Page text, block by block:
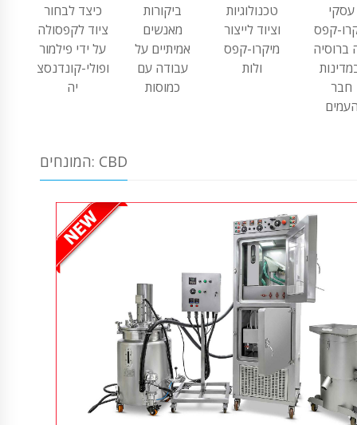
כיצד לבחור
ציוד לקפסולה
על ידי פילמור
ופולי-קונדנסצ
יה
ביקורות
מאנשים
אמיתיים על
עבודה עם
כמוסות
טכנולוגיות
וציוד לייצור
מיקרו-קפס
ולות
עסקי
קפס
ברוסיה
חבר
המונחים: CBD